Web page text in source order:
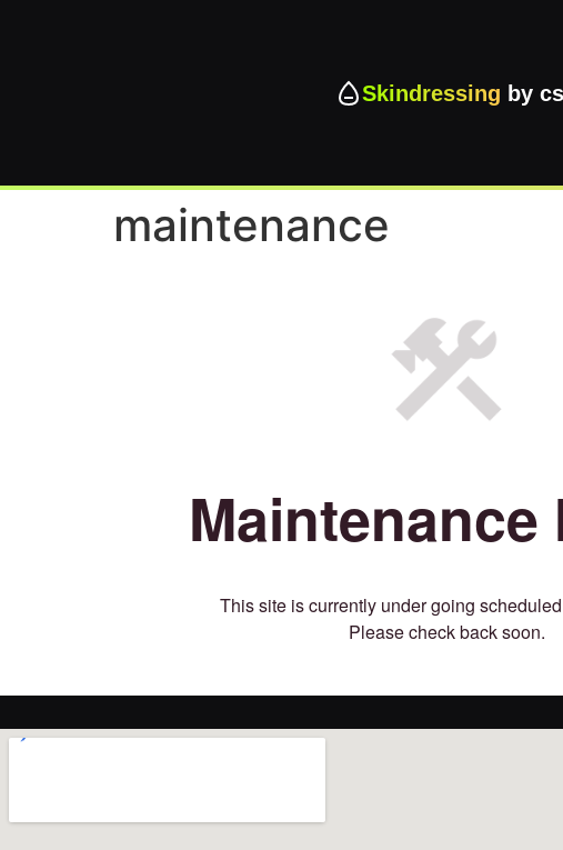
Skindressing by
maintenance
Maintenance
This site is currently under going
Please check back soon.